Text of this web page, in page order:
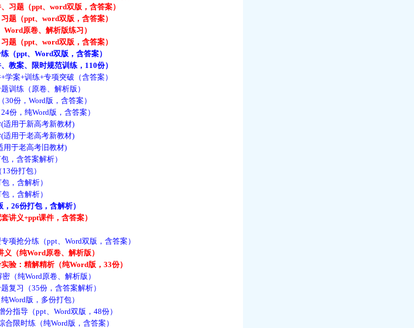
题（ppt、word双版，含答案）
（ppt、word双版，含答案）
原卷、解析版练习）
（ppt、word双版，含答案）
ppt、Word双版，含答案）
教案、限时规范训练，110份）
案+训练+专项突破（含答案）
练（原卷、解析版）
份，Word版，含答案）
，纯Word版，含答案）
用于新高考新教材)
用于老高考新教材)
于老高考旧教材)
，含答案解析）
份打包）
，含解析）
，含解析）
26份打包，含解析）
义+ppt课件，含答案）
抢分练（ppt、Word双版，含答案）
（纯Word原卷、解析版）
：精解精析（纯Word版，33份）
纯Word原卷、解析版）
习（35份，含答案解析）
版，多份打包）
指导（ppt、Word双版，48份）
限时练（纯Word版，含答案）